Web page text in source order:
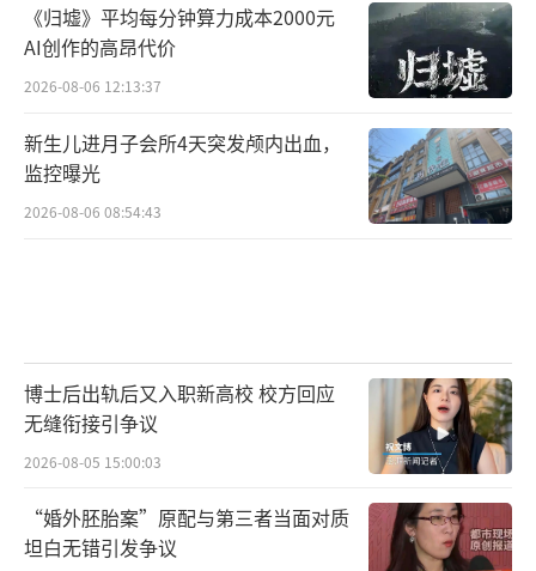
《归墟》平均每分钟算力成本2000元
AI创作的高昂代价
2026-08-06 12:13:37
新生儿进月子会所4天突发颅内出血，
监控曝光
2026-08-06 08:54:43
博士后出轨后又入职新高校 校方回应
无缝衔接引争议
2026-08-05 15:00:03
“婚外胚胎案”原配与第三者当面对质
坦白无错引发争议